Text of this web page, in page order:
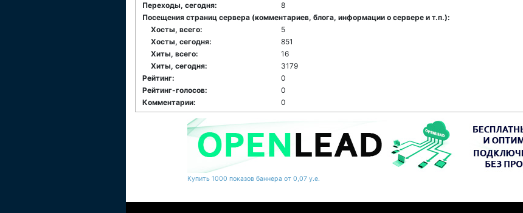
Переходы, сегодня:
8
Посещения страниц сервера (комментариев, блога, информации о сервере и т.п.):
Хосты, всего:
5
Хосты, сегодня:
851
Хиты, всего:
16
Хиты, сегодня:
3179
Рейтинг:
0
Рейтинг-голосов:
0
Комментарии:
0
Купить 1000 показов баннера от 0,07 у.е.